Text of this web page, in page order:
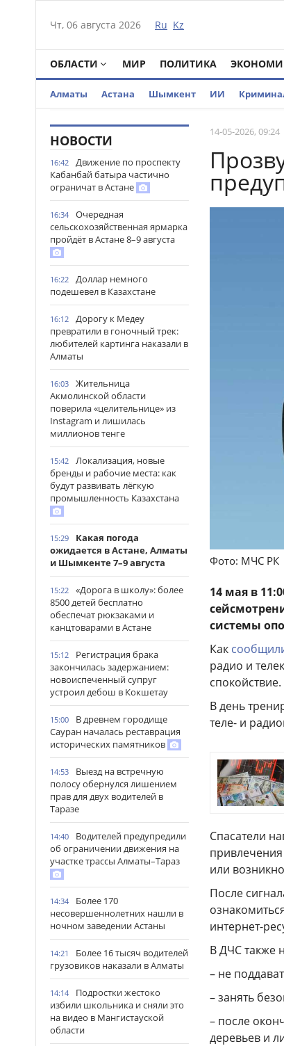
Чт, 06 августа 2026 Ru Kz
ОБЛАСТИ МИР ПОЛИТИКА
Алматы Астана Шымкент ИИ
НОВОСТИ
16:42
Движение по проспекту
Кабанбай батыра частично
ограничат в Астане
16:34
Очередная
сельскохозяйственная ярмарка
пройдёт в Астане 8–9 августа
16:22
Доллар немного
подешевел в Казахстане
16:12
Дорогу к Медеу
превратили в гоночный трек:
любителей картинга наказали в
Алматы
16:03
Жительница
Акмолинской области
поверила «целительнице» из
Instagram и лишилась
миллионов тенге
15:42
Локализация, новые
бренды и рабочие места: как
будут развивать лёгкую
промышленность Казахстана
15:29
Какая погода
ожидается в Астане, Алматы
и Шымкенте 7–9 августа
15:22
«Дорога в школу»: более
8500 детей бесплатно
обеспечат рюкзаками и
канцтоварами в Астане
15:12
Регистрация брака
закончилась задержанием:
новоиспеченный супруг
устроил дебош в Кокшетау
15:00
В древнем городище
Сауран началась реставрация
исторических памятников
14:53
Выезд на встречную
полосу обернулся лишением
прав для двух водителей в
Таразе
14:40
Водителей предупредили
об ограничении движения на
участке трассы Алматы–Тараз
14:34
Более 170
несовершеннолетних нашли в
ночном заведении Астаны
14:21
Более 16 тысяч водителей
грузовиков наказали в Алматы
14:14
Подростки жестоко
избили школьника и сняли это
на видео в Мангистауской
области
14-05-2026, 09:24
Фото: МЧС РК
14 мая в
системы
Как
радио и
спокойствие.
В день
теле- и
Спасатели
или
После
интернет-
В ДЧС также
– не
– занять
– после
деревьев и